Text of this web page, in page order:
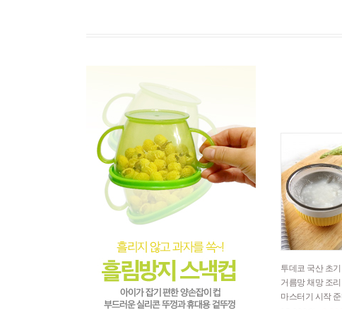
투데코 국산 초
거름망 채망 조리
마스터기 시작